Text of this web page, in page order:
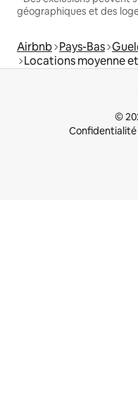
géographiques et des
Airbnb Pays-Bas
Locations moyenne
©
Confidentialité